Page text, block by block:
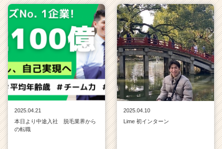
2025.04.21
本日より中途入社 脱毛業界から
の転職
2025.04.10
Lime 初インターン